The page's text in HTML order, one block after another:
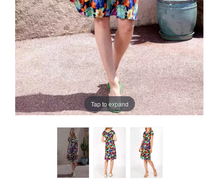
Tap to expand